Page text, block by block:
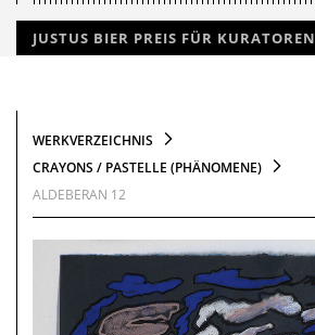
JUSTUS BIER PREIS FÜR KURATOREN
WERKVERZEICHNIS
CRAYONS / PASTELLE (PHÄNOMENE)
ALDEBERAN 12